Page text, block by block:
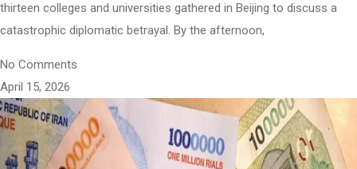
thirteen colleges and universities gathered in Beijing to discuss a
catastrophic diplomatic betrayal. By the afternoon,
No Comments
April 15, 2026